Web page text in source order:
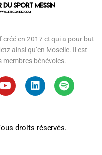
créé en 2017 et qui a pour but
ainsi qu’en Moselle. Il est
membres bénévoles.
droits réservés.